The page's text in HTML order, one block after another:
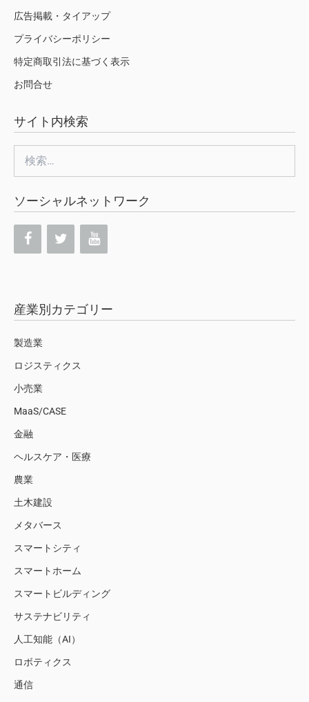
広告掲載・タイアップ
プライバシーポリシー
特定商取引法に基づく表示
お問合せ
サイト内検索
索:
ソーシャルネットワーク
産業別カテゴリー
製造業
ロジスティクス
小売業
MaaS/CASE
金融
ヘルスケア・医療
農業
土木建設
メタバース
スマートシティ
スマートホーム
スマートビルディング
サステナビリティ
人工知能（AI）
ロボティクス
通信